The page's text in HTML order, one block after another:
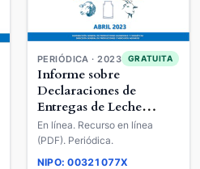
PERIÓDICA · 2023 GRATUITA
Informe sobre
Declaraciones de
Entregas de Leche
Cruda a los Primeros
Compradores : Ovino y
Caprino de Leche
En línea. Recurso en línea
(PDF). Periódica.
NIPO: 00321077X